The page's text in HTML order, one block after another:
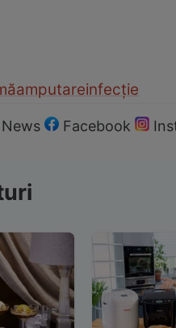
amputareinfecție
Facebook